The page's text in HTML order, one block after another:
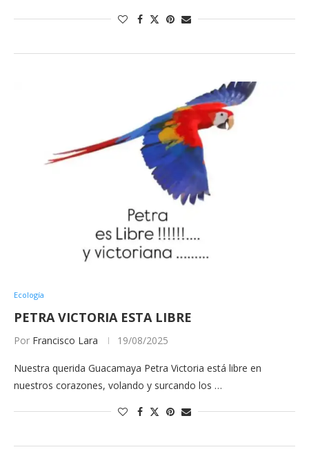
Ecología
PETRA VICTORIA ESTA LIBRE
Por Francisco Lara 19/08/2025
Nuestra querida Guacamaya Petra Victoria está libre en
nuestros corazones, volando y surcando los …